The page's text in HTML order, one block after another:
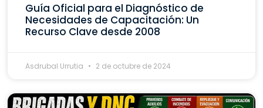
Guía Oficial para el Diagnóstico de
Necesidades de Capacitación: Un
Recurso Clave desde 2008
Asdrubal Urrutia 2 de octubre de 2024